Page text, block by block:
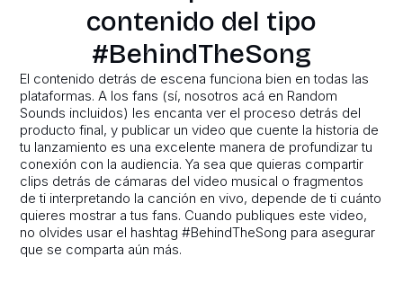
contenido del tipo
#BehindTheSong
El contenido detrás de escena funciona bien en todas las
plataformas. A los fans (sí, nosotros acá en Random
Sounds incluidos) les encanta ver el proceso detrás del
producto final, y publicar un video que cuente la historia de
tu lanzamiento es una excelente manera de profundizar tu
conexión con la audiencia. Ya sea que quieras compartir
clips detrás de cámaras del video musical o fragmentos
de ti interpretando la canción en vivo, depende de ti cuánto
quieres mostrar a tus fans. Cuando publiques este video,
no olvides usar el hashtag #BehindTheSong para asegurar
que se comparta aún más.